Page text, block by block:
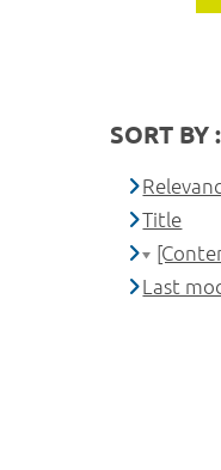
SORT BY :
Title
Last